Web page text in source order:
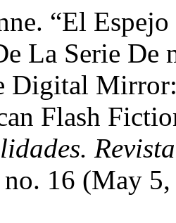
“El
La Serie
Digital
Flash
no. 16 (May